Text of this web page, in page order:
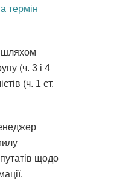
термін
шляхом
(ч. 3 і 4
(ч. 1 ст.
щодо